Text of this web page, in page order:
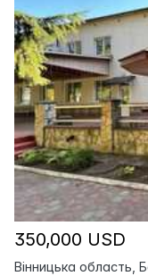
350,000 USD
Вінницька область,